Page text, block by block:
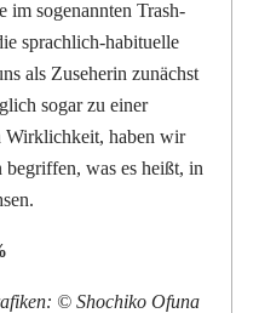
im sogenannten Trash-
sprachlich-habituelle
als Zuseherin zunächst
sogar zu einer
Wirklichkeit, haben wir
was es heißt, in
© Shochiko Ofuna